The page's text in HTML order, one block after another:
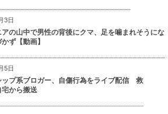
3日
アの山中で男性の背後にクマ、足を噛まれそうにな
ず【動画】
5日
ップ系ブロガー、自傷行為をライブ配信 救
宅から搬送